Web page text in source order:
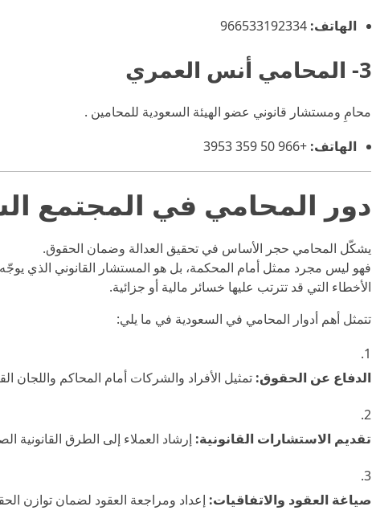
الهاتف:
3- المحامي أنس العمري
محامِ ومستشار قانوني عضو الهيئة السعودية للمحامين .
الهاتف: +966 50 359 3953
دور المحامي في المجتمع
يشكّل المحامي حجر الأساس في تحقيق العدالة وضمان الحقوق.
فهو ليس مجرد ممثل أمام المحكمة، بل هو المستشار القانوني الذي يوجّه
الأخطاء التي قد تترتب عليها خسائر مالية أو جزائية.
تتمثل أهم أدوار المحامي في السعودية في ما يلي:
الدفاع عن الحقوق: تمثيل الأفراد والشركات أمام المحاكم واللجان
تقديم الاستشارات القانونية: إرشاد العملاء إلى الطرق القانونية
صياغة العقود والاتفاقيات: إعداد ومراجعة العقود لضمان توازن